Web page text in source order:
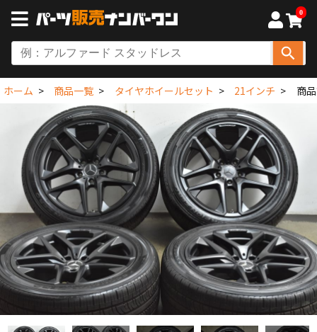
0
ホーム 商品一覧 タイヤホイールセット 21インチ 商